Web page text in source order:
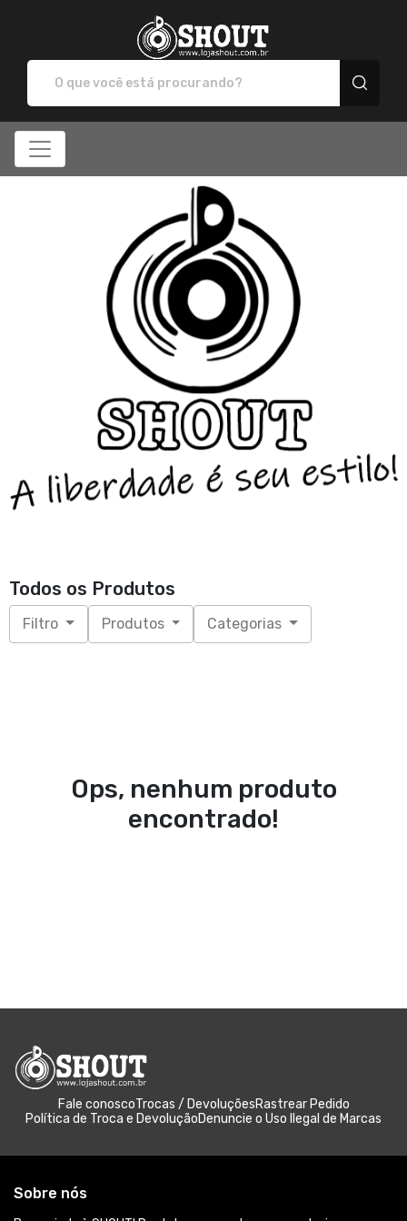
Todos os Produtos
Filtro Produtos Categorias
Ops, nenhum produto
encontrado!
Fale conoscoTrocas / DevoluçõesRastrear Pedido
Política de Troca e DevoluçãoDenuncie o Uso Ilegal de Marcas
Sobre nós